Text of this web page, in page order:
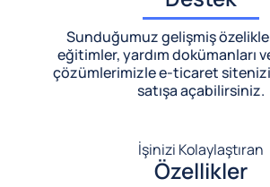
Sunduğumuz gelişmiş
eğitimler, yardım dokümanları
çözümlerimizlee-ticaret sitenizi
satışa açabilirsiniz.
İşinizi Kolaylaştıran
Özellikler